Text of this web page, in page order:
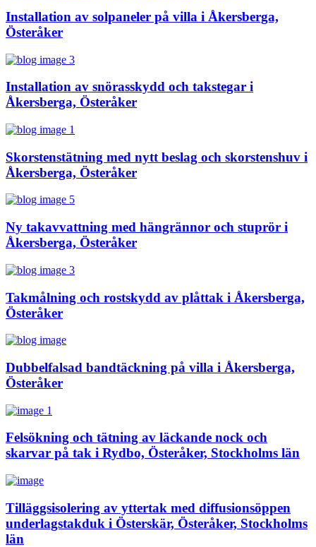
Installation av solpaneler på villa i Åkersberga,
Österåker
Installation av snörasskydd och takstegar i
Åkersberga, Österåker
Skorstenstätning med nytt beslag och skorstenshuv i
Åkersberga, Österåker
Ny takavvattning med hängrännor och stuprör i
Åkersberga, Österåker
Takmålning och rostskydd av plåttak i Åkersberga,
Österåker
Dubbelfalsad bandtäckning på villa i Åkersberga,
Österåker
Felsökning och tätning av läckande nock och
skarvar på tak i Rydbo, Österåker, Stockholms län
Tilläggsisolering av yttertak med diffusionsöppen
underlagstakduk i Österskär, Österåker, Stockholms
län